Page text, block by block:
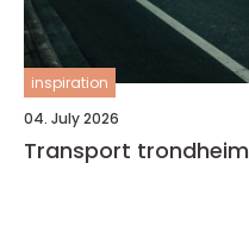
inspiration
04. July 2026
Transport trondheim